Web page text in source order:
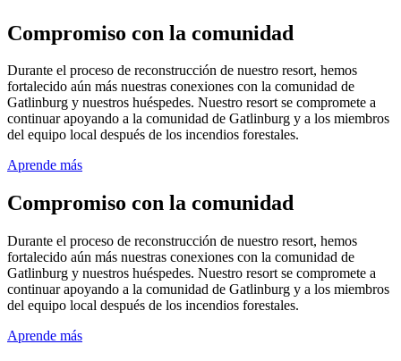
Compromiso con la comunidad
Durante el proceso de reconstrucción de nuestro resort, hemos
fortalecido aún más nuestras conexiones con la comunidad de
Gatlinburg y nuestros huéspedes. Nuestro resort se compromete a
continuar apoyando a la comunidad de Gatlinburg y a los miembros
del equipo local después de los incendios forestales.
Aprende más
Compromiso con la comunidad
Durante el proceso de reconstrucción de nuestro resort, hemos
fortalecido aún más nuestras conexiones con la comunidad de
Gatlinburg y nuestros huéspedes. Nuestro resort se compromete a
continuar apoyando a la comunidad de Gatlinburg y a los miembros
del equipo local después de los incendios forestales.
Aprende más